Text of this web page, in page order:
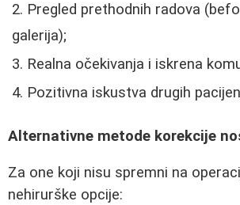
Pregled prethodnih radova
galerija);
Realna očekivanja i iskrena
Pozitivna iskustva drugih
Alternativne metode korekcije
Za one koji nisu spremni na
nehirurške opcije: